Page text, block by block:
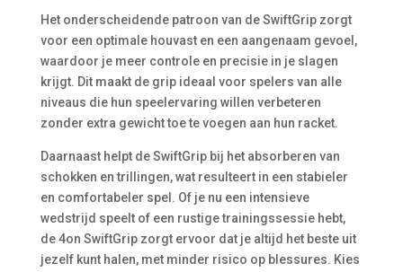
Het onderscheidende patroon van de SwiftGrip zorgt
voor een optimale houvast en een aangenaam gevoel,
waardoor je meer controle en precisie in je slagen
krijgt. Dit maakt de grip ideaal voor spelers van alle
niveaus die hun speelervaring willen verbeteren
zonder extra gewicht toe te voegen aan hun racket.
Daarnaast helpt de SwiftGrip bij het absorberen van
schokken en trillingen, wat resulteert in een stabieler
en comfortabeler spel. Of je nu een intensieve
wedstrijd speelt of een rustige trainingssessie hebt,
de 4on SwiftGrip zorgt ervoor dat je altijd het beste uit
jezelf kunt halen, met minder risico op blessures. Kies